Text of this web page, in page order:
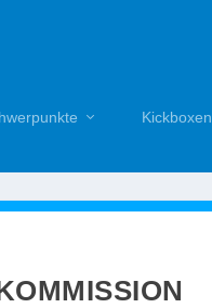
Kickboxen